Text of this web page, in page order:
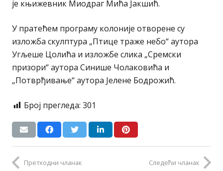
је књижевник Миодраг Мића Јакшић.
У пратећем програму колоније отворене су
изложба скулптура „Птице траже небо“ аутора
Угљеше Цолића и изложбе слика „Сремски
призори“ аутора Синише Чолаковића и
„Потврђивање“ аутора Јелене Бодрожић.
Број прегледа: 301
Претходни чланак Следећи чланак